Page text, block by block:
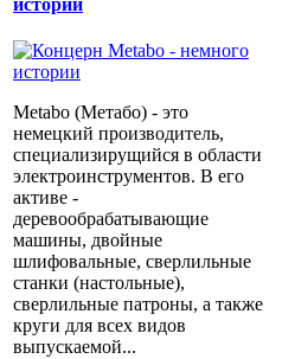
истории
Metabo (Метабо) - это
немецкий производитель,
специализирущийся в области
электроинструментов. В его
активе -
деревообрабатывающие
машины, двойные
шлифовальные, сверлильные
станки (настольные),
сверлильные патроны, а также
круги для всех видов
выпускаемой...